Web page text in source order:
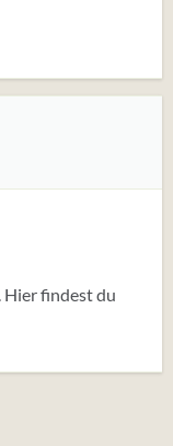
. Hier findest du